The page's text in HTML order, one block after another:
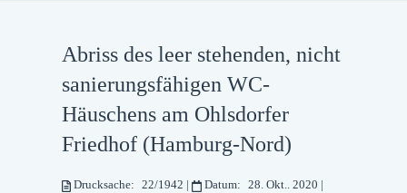
Abriss des leer stehenden, nicht
sanierungsfähigen WC-
Häuschens am Ohlsdorfer
Friedhof (Hamburg-Nord)
Drucksache: 22/1942 | Datum: 28. Okt.. 2020 |